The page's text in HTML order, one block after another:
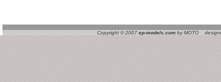
Copyright © 2007 ep-models.com by MOTO